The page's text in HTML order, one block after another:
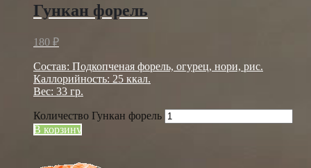
Гункан форель
180 ₽
Состав: Подкопченая форель, огурец, нори, рис.
Каллорийность: 25 ккал.
Вес: 33 гр.
Количество Гункан форель
В корзину